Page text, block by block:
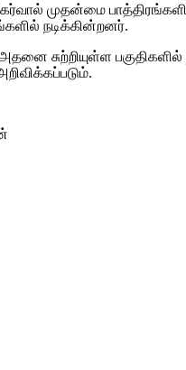
முதன்மை
நடிக்கின்றனர்.
சுற்றியுள்ள